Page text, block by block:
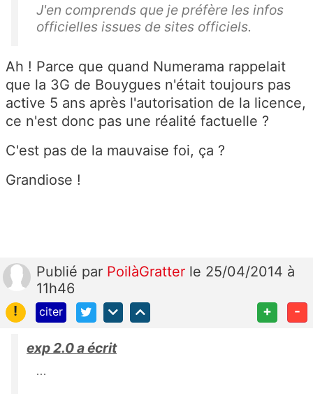
J'en comprends que je préfère les infos
officielles issues de sites officiels.
Ah ! Parce que quand Numerama rappelait
que la 3G de Bouygues n'était toujours pas
active 5 ans après l'autorisation de la licence,
ce n'est donc pas une réalité factuelle ?
C'est pas de la mauvaise foi, ça ?
Grandiose !
Publié par PoilàGratter le 25/04/2014 à
11h46
!
citer + -
exp 2.0 a écrit
...